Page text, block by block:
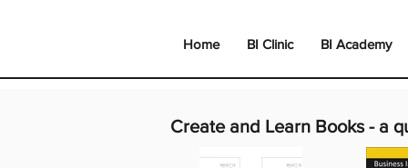
Home BI Clinic BI Academy
Create and Learn Books - a